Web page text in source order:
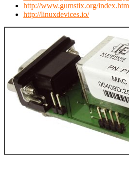
http://www.gumstix.org/
http://linuxdevices.io/